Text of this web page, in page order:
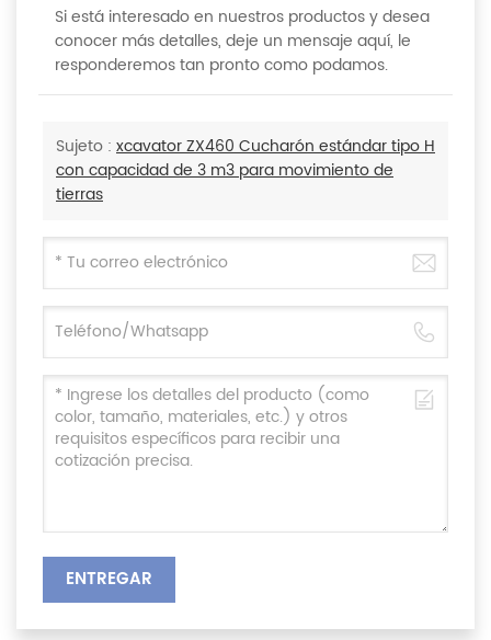
Si está interesado en nuestros productos y desea
conocer más detalles, deje un mensaje aquí, le
responderemos tan pronto como podamos.
Sujeto : xcavator ZX460 Cucharón estándar tipo H
con capacidad de 3 m3 para movimiento de
tierras
ENTREGAR